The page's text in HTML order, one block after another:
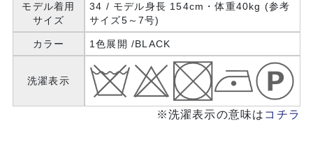
モデル着用
サイズ
34 / モデル身長 154cm・体重40kg (参考
サイズ5～7号)
カラー 1色展開 /BLACK
洗濯表示
※洗濯表示の意味は コチラ